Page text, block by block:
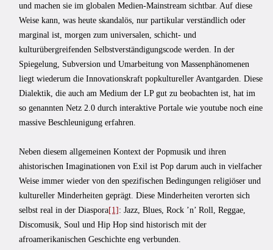
und machen sie im globalen Medien-Mainstream sichtbar. Auf diese
Weise kann, was heute skandalös, nur partikular verständlich oder
marginal ist, morgen zum universalen, schicht- und
kulturübergreifenden Selbstverständigungscode werden. In der
Spiegelung, Subversion und Umarbeitung von Massenphänomenen
liegt wiederum die Innovationskraft popkultureller Avantgarden. Diese
Dialektik, die auch am Medium der LP gut zu beobachten ist, hat im
so genannten Netz 2.0 durch interaktive Portale wie youtube noch eine
massive Beschleunigung erfahren.
Neben diesem allgemeinen Kontext der Popmusik und ihren
ahistorischen Imaginationen von Exil ist Pop darum auch in vielfacher
Weise immer wieder von den spezifischen Bedingungen religiöser und
kultureller Minderheiten geprägt. Diese Minderheiten verorten sich
selbst real in der Diaspora[1] : Jazz, Blues, Rock ’n’ Roll, Reggae,
Discomusik, Soul und Hip Hop sind historisch mit der
afroamerikanischen Geschichte eng verbunden.